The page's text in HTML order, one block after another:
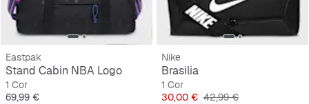
Eastpak
Stand Cabin NBA Logo
1 Cor
Preço
69,99 €
Nike
Brasilia
1 Cor
Preço
30,00 € Preço original
42,99 €